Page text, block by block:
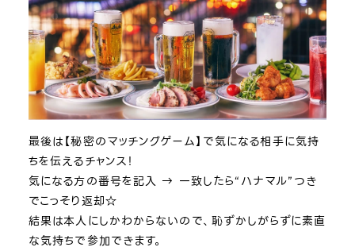
最後は【秘密のマッチングゲーム】で気になる相手に気持
ちを伝えるチャンス！
気になる方の番号を記入 → 一致したら“ハナマル”つき
でこっそり返却☆
結果は本人にしかわからないので、恥ずかしがらずに素直
な気持ちで参加できます。